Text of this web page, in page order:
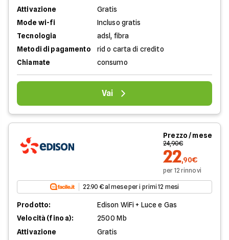
Attivazione
Gratis
Mode wi-fi
Incluso gratis
Tecnologia
adsl, fibra
Metodi di pagamento
rid o carta di credito
Chiamate
consumo
Vai
Prezzo / mese
24,90€
22,90€
per 12 rinnovi
22.90 € al mese per i primi 12 mesi
Prodotto:
Edison WiFi + Luce e Gas
Velocità (fino a):
2500 Mb
Attivazione
Gratis